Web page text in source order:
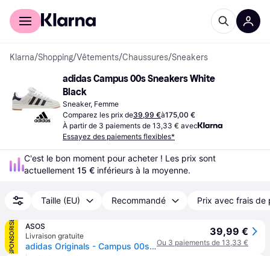
Acheter avec Klarna
Klarna/Shopping/Vêtements/Chaussures/Sneakers
adidas Campus 00s Sneakers White
Black
Sneaker, Femme
Comparez les prix de39,99 €à175,00 €
À partir de 3 paiements de 13,33 € avec
Essayez des paiements flexibles*
C'est le bon moment pour acheter ! Les prix sont
actuellement 15 € inférieurs à la moyenne.
Taille (EU) Recommandé Prix avec frais de
SPONSORISÉ
ASOS
Livraison gratuite
adidas Originals - Campus 00s - Baskets - Gris clair/noir-Blanc
39,99 €
Ou 3 paiements de 13,33 €